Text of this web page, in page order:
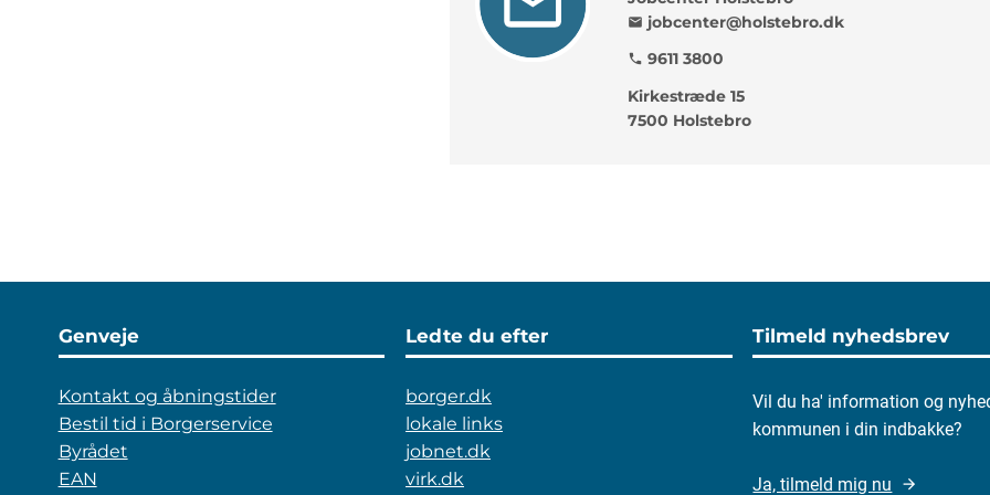
mail jobcenter@holstebro.dk
phone 9611 3800
Kirkestræde 15
7500 Holstebro
Genveje
Kontakt og åbningstider
Bestil tid i Borgerservice
Byrådet
EAN
Ledte du efter
borger.dk
lokale links
jobnet.dk
virk.dk
Tilmeld nyhedsbrev
Vil du ha' information og
kommunen i din indbakke?
Ja, tilmeld mig nu